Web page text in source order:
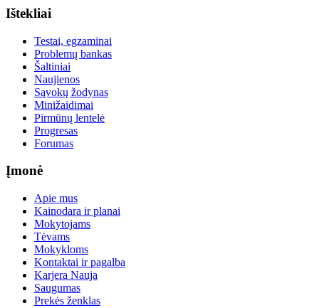
Ištekliai
Testai, egzaminai
Problemų bankas
Šaltiniai
Naujienos
Sąvokų žodynas
Minižaidimai
Pirmūnų lentelė
Progresas
Forumas
Įmonė
Apie mus
Kainodara ir planai
Mokytojams
Tėvams
Mokykloms
Kontaktai ir pagalba
Karjera Nauja
Saugumas
Prekės ženklas